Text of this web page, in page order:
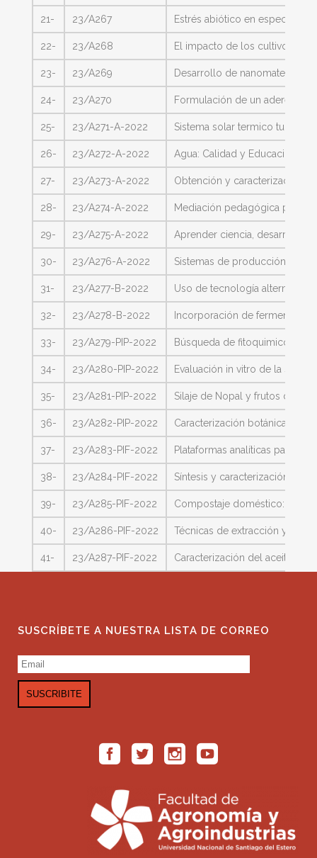
21- 23/A267 Estrés abiótico en especies
22- 23/A268 El impacto de los cultivos de
23- 23/A269 Desarrollo de nanomateriales
24- 23/A270 Formulación de un aderezo
25- 23/A271-A-2022 Sistema solar termico tubular
26- 23/A272-A-2022 Agua: Calidad y Educación
27- 23/A273-A-2022 Obtención y caracterización
28- 23/A274-A-2022 Mediación pedagógica para la
29- 23/A275-A-2022 Aprender ciencia, desarrollar
30- 23/A276-A-2022 Sistemas de producción,
31- 23/A277-B-2022 Uso de tecnología alternativa
32- 23/A278-B-2022 Incorporación de fermentos
33- 23/A279-PIP-2022 Búsqueda de fitoquimicos
34- 23/A280-PIP-2022 Evaluación in vitro de la
35- 23/A281-PIP-2022 Silaje de Nopal y frutos del
36- 23/A282-PIP-2022 Caracterización botánica y
37- 23/A283-PIF-2022 Plataformas analíticas para la
38- 23/A284-PIF-2022 Síntesis y caracterización de
39- 23/A285-PIF-2022 Compostaje doméstico:
40- 23/A286-PIF-2022 Técnicas de extracción y
41- 23/A287-PIF-2022 Caracterización del aceite de
SUSCRÍBETE A NUESTRA LISTA DE CORREO